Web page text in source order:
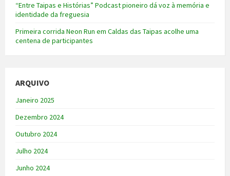
“Entre Taipas e Histórias” Podcast pioneiro dá voz à memória e
identidade da freguesia
Primeira corrida Neon Run em Caldas das Taipas acolhe uma
centena de participantes
ARQUIVO
Janeiro 2025
Dezembro 2024
Outubro 2024
Julho 2024
Junho 2024